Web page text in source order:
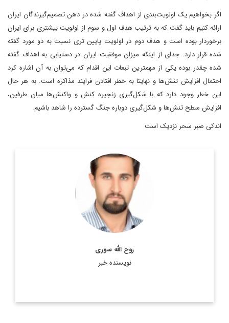
اگر بخواهیم یک اولویت‌بندی از اهداف گفته شده در ذهن تصمیم‌گیرندگان ایران
ارائه کنیم باید گفت که به ترتیب هدف اول و سوم از اولویت بیشتری برای ایران
برخوردار بوده است و هدف دوم در اولویت پایین تری نسبت به دو مورد گفته
شده قرار دارد. جدای از اینکه میزان موفقیت ایران در دستیابی به اهداف گفته
شده چقدر بوده یکی از مهمترین تبعات این اقدام که می‌توان به آن اشاره کرد
احتمال افزایش تنش‌ها و نهایتا به خطر افتادن فرایند مذاکره است. به هر حال
این خطر وجود دارد که با شکل‌گیری زنجیره کنش و واکنش‌ها میان طرفین،
افزایش سطح تنش‌ها و شکل‌گیری دوباره جنگ گسترده را شاهد باشیم.
اندکی صبر سحر نزدیک است
روح الله سوری
نویسنده خبر
کارشناس ارشد روابط بین الملل
اطلاعات بیشتر